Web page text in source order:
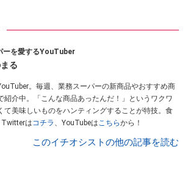
ーを愛するYouTuber
る
。毎週、業務スーパーの新商品やおすすめ商
紹介中。「こんな商品あったんだ！」というワクワ
て美味しいものをハンティングすることが特技。食
Twitterはコチラ 、YouTubeはこちらから！
このイチオシストの他の記事を読む